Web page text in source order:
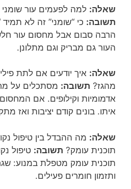
שאלה: למה לפעמים עור
תשובה: כי “שומני” זה לא
הרבה סבום אבל מחסום עור
העור גם מבריק וגם מתלונן.
שאלה: איך יודעים אם לתת
מהגז? תשובה: מסתכלים על
אדמומיות וקילופים. אם
איתו. בונים קודם יציבות ואז
שאלה: מה ההבדל בין טיפול
תוכנית עומק? תשובה: טיפול
תוכנית עומק מטפלת במנוע:
ותזמון חומרים פעילים.